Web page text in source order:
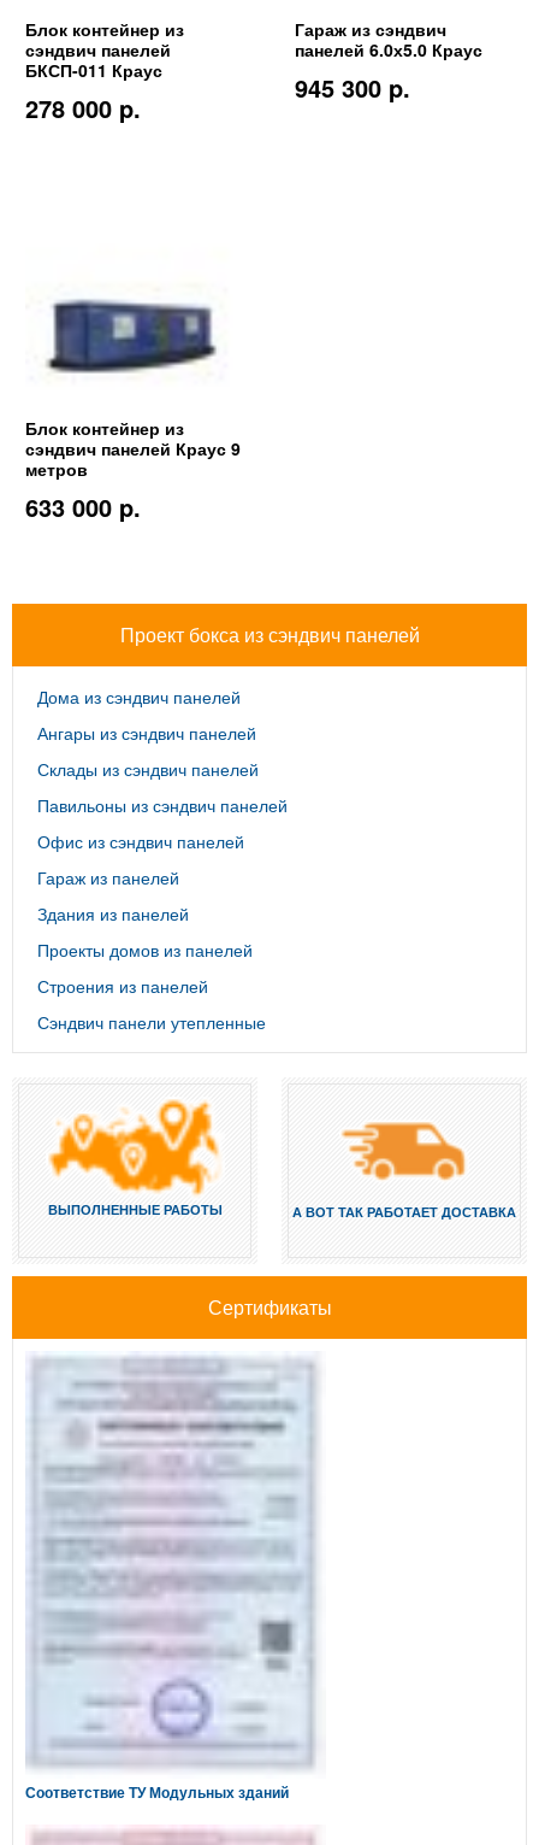
Блок контейнер из
сэндвич панелей
БКСП-011 Краус
278 000 p.
Гараж из сэндвич
панелей 6.0х5.0 Краус
945 300 p.
Блок контейнер из
сэндвич панелей Краус 9
метров
633 000 p.
Проект бокса из сэндвич панелей
Дома из сэндвич панелей
Ангары из сэндвич панелей
Склады из сэндвич панелей
Павильоны из сэндвич панелей
Офис из сэндвич панелей
Гараж из панелей
Здания из панелей
Проекты домов из панелей
Строения из панелей
Сэндвич панели утепленные
ВЫПОЛНЕННЫЕ РАБОТЫ А ВОТ ТАК РАБОТАЕТ ДОСТАВКА
Сертификаты
Соответствие ТУ Модульных зданий